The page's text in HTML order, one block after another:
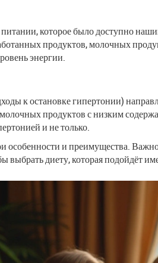
которое было доступно
продуктов, молочных
энергии.
к остановке гипертонии)
продуктов с низким
и не только.
особенности и преимущества.
выбрать диету, которая подойдёт